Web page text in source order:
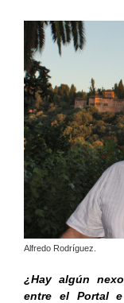
Alfredo Rodríguez.
¿Hay algún
entre el Portal